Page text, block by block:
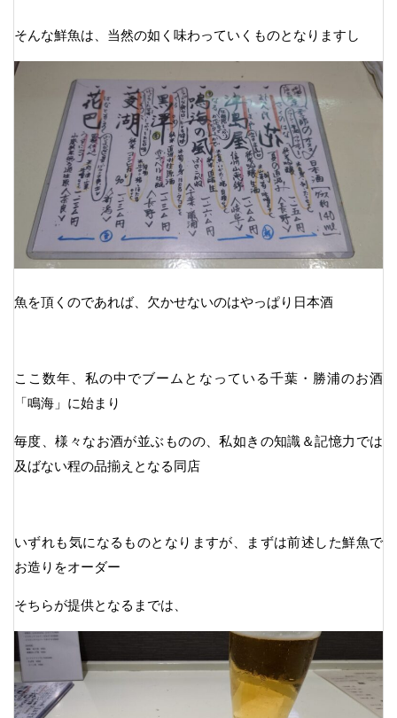
そんな鮮魚は、当然の如く味わっていくものとなりますし
魚を頂くのであれば、欠かせないのはやっぱり日本酒
ここ数年、私の中でブームとなっている千葉・勝浦のお酒
「鳴海」に始まり
毎度、様々なお酒が並ぶものの、私如きの知識＆記憶力では
及ばない程の品揃えとなる同店
いずれも気になるものとなりますが、まずは前述した鮮魚で
お造りをオーダー
そちらが提供となるまでは、